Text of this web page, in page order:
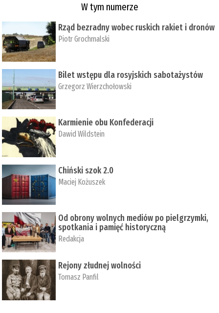
W tym numerze
Rząd bezradny wobec ruskich rakiet i dronów
Piotr Grochmalski
Bilet wstępu dla rosyjskich sabotażystów
Grzegorz Wierzchołowski
Karmienie obu Konfederacji
Dawid Wildstein
Chiński szok 2.0
Maciej Kożuszek
Od obrony wolnych mediów po pielgrzymki,
spotkania i pamięć historyczną
Redakcja
Rejony złudnej wolności
Tomasz Panfil